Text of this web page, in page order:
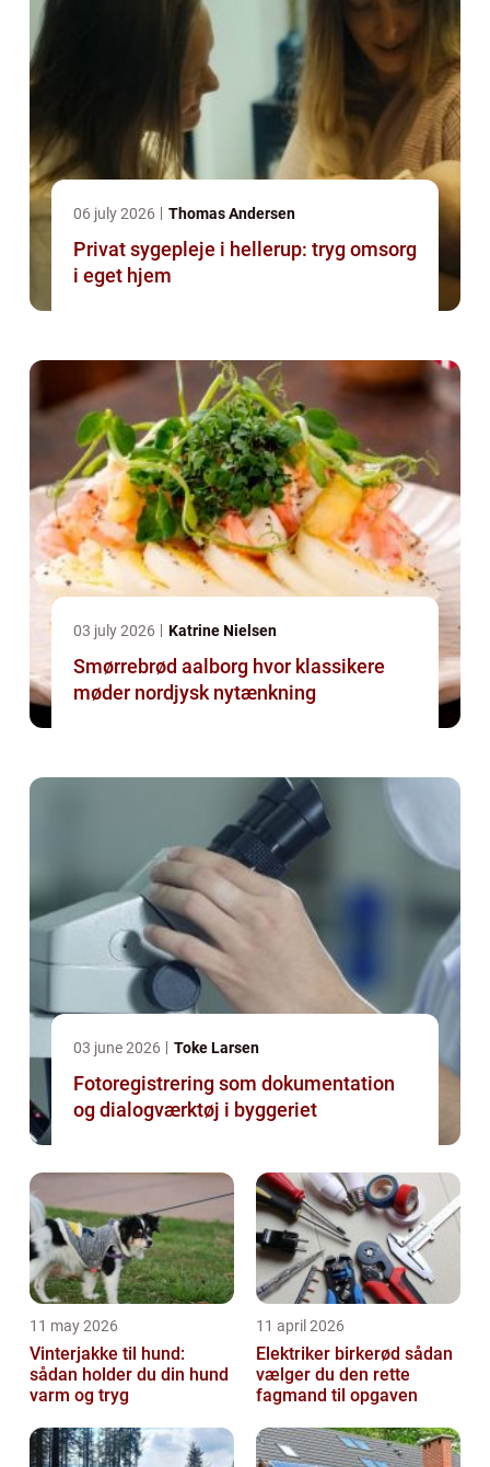
06 july 2026 Thomas Andersen
Privat sygepleje i hellerup: tryg omsorg
i eget hjem
03 july 2026 Katrine Nielsen
Smørrebrød aalborg hvor klassikere
møder nordjysk nytænkning
03 june 2026 Toke Larsen
Fotoregistrering som dokumentation
og dialogværktøj i byggeriet
11 may 2026
Vinterjakke til hund:
sådan holder du din hund
varm og tryg
11 april 2026
Elektriker birkerød sådan
vælger du den rette
fagmand til opgaven